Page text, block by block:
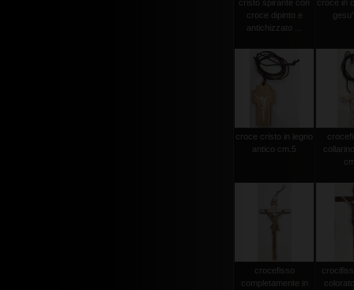
cristo spirante con
croce dipinto e
antichizzato ...
croce in
croce cristo in legno
antico cm.5
crocefisso
completamente in